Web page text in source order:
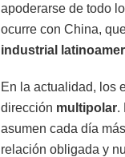
apoderarse de todo
ocurre con China,
industrial
En la actualidad, los
dirección multipolar.
asumen cada día
relación obligada y